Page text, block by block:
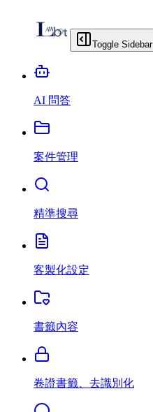
Toggle Sidebar
AI 問答
案件管理
精準搜尋
客製化設定
書籤內容
卷證書籤、去識別化